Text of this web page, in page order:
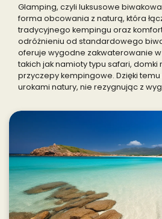
Glamping, czyli luksusowe
forma obcowania z naturą, która
tradycyjnego kempingu oraz
odróżnieniu od standardowego
oferuje wygodne zakwaterowanie
takich jak namioty typu safari,
przyczepy kempingowe. Dzięki
urokami natury, nie rezygnując z